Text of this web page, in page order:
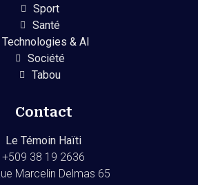
Sport
Santé
Technologies & AI
Société
Tabou
Contact
Le Témoin Haïti
+509 38 19 2636
Marcelin Delmas 65